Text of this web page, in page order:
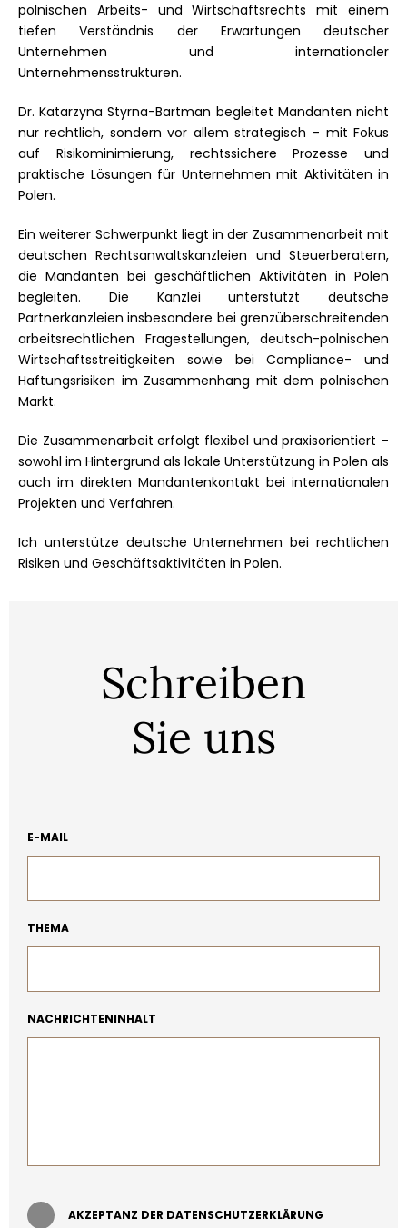
polnischen Arbeits- und Wirtschaftsrechts mit einem
tiefen Verständnis der Erwartungen deutscher
Unternehmen und internationaler
Unternehmensstrukturen.
Dr. Katarzyna Styrna-Bartman begleitet Mandanten nicht
nur rechtlich, sondern vor allem strategisch – mit Fokus
auf Risikominimierung, rechtssichere Prozesse und
praktische Lösungen für Unternehmen mit Aktivitäten in
Polen.
Ein weiterer Schwerpunkt liegt in der Zusammenarbeit mit
deutschen Rechtsanwaltskanzleien und Steuerberatern,
die Mandanten bei geschäftlichen Aktivitäten in Polen
begleiten. Die Kanzlei unterstützt deutsche
Partnerkanzleien insbesondere bei grenzüberschreitenden
arbeitsrechtlichen Fragestellungen, deutsch-polnischen
Wirtschaftsstreitigkeiten sowie bei Compliance- und
Haftungsrisiken im Zusammenhang mit dem polnischen
Markt.
Die Zusammenarbeit erfolgt flexibel und praxisorientiert –
sowohl im Hintergrund als lokale Unterstützung in Polen als
auch im direkten Mandantenkontakt bei internationalen
Projekten und Verfahren.
Ich unterstütze deutsche Unternehmen bei rechtlichen
Risiken und Geschäftsaktivitäten in Polen.
Schreiben
Sie uns
E-MAIL
THEMA
NACHRICHTENINHALT
AKZEPTANZ DER DATENSCHUTZERKLÄRUNG